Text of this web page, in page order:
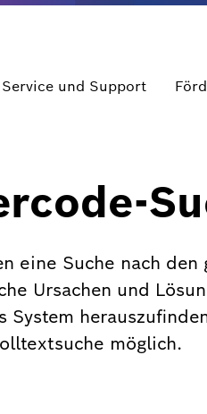
Service und Support
eine Suche nach
Ursachen und
System
möglich.